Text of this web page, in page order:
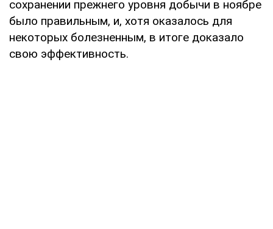
сохранении прежнего уровня добычи в ноябре
было правильным, и, хотя оказалось для
некоторых болезненным, в итоге доказало
свою эффективность.